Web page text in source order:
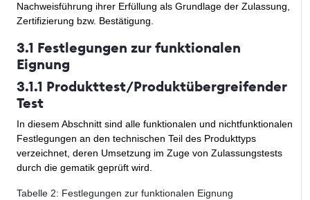
Nachweisführung ihrer Erfüllung als Grundlage der Zulassung,
Zertifizierung bzw. Bestätigung.
3.1 Festlegungen zur funktionalen
Eignung
3.1.1 Produkttest/Produktübergreifender
Test
In diesem Abschnitt sind alle funktionalen und nichtfunktionalen
Festlegungen an den technischen Teil des Produkttyps
verzeichnet, deren Umsetzung im Zuge von Zulassungstests
durch die gematik geprüft wird.
Tabelle 2: Festlegungen zur funktionalen Eignung